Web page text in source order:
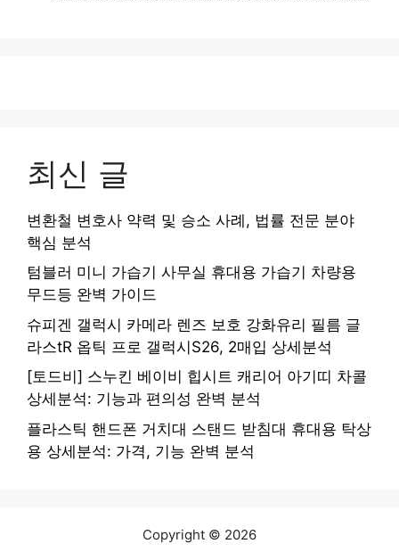
최신 글
변환철 변호사 약력 및 승소 사례, 법률 전문 분야
핵심 분석
텀블러 미니 가습기 사무실 휴대용 가습기 차량용
무드등 완벽 가이드
슈피겐 갤럭시 카메라 렌즈 보호 강화유리 필름 글
라스tR 옵틱 프로 갤럭시S26, 2매입 상세분석
[토드비] 스누킨 베이비 힙시트 캐리어 아기띠 차콜
상세분석: 기능과 편의성 완벽 분석
플라스틱 핸드폰 거치대 스탠드 받침대 휴대용 탁상
용 상세분석: 가격, 기능 완벽 분석
Copyright © 2026